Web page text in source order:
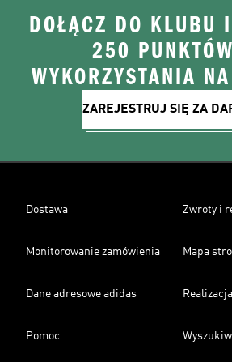
DOŁĄCZ DO KLUBU
250
WYKORZYSTANIA
ZAREJESTRUJ SIĘ ZA
Dostawa Zwroty i
Monitorowanie zamówienia Mapa
Dane adresowe adidas
Pomoc